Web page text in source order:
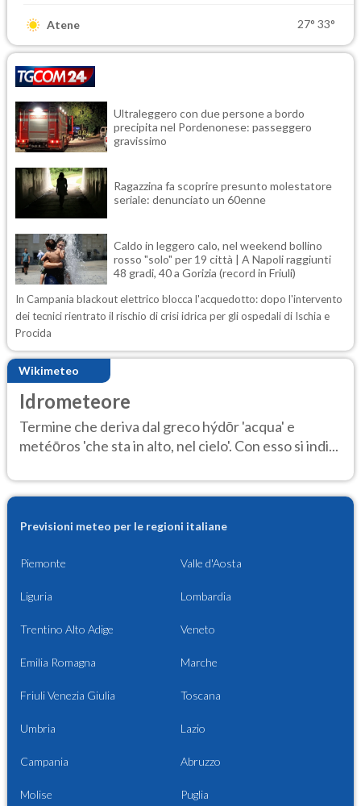
Atene 27° 33°
Ultraleggero con due persone a bordo
precipita nel Pordenonese: passeggero
gravissimo
Ragazzina fa scoprire presunto molestatore
seriale: denunciato un 60enne
Caldo in leggero calo, nel weekend bollino
rosso "solo" per 19 città | A Napoli raggiunti
48 gradi, 40 a Gorizia (record in Friuli)
In Campania blackout elettrico blocca l'acquedotto: dopo l'intervento
dei tecnici rientrato il rischio di crisi idrica per gli ospedali di Ischia e
Procida
Wikimeteo
Idrometeore
Termine che deriva dal greco hýdōr 'acqua' e
metéōros 'che sta in alto, nel cielo'. Con esso si indi...
Previsioni meteo per le regioni italiane
Piemonte Valle d'Aosta
Liguria Lombardia
Trentino Alto Adige Veneto
Emilia Romagna Marche
Friuli Venezia Giulia Toscana
Umbria Lazio
Campania Abruzzo
Molise Puglia